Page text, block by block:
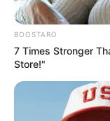
BOOSTARO
7 Times Stronger
Store!"